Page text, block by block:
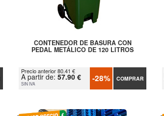
CONTENEDOR DE BASURA CON
PEDAL METÁLICO DE 120 LITROS
Precio anterior 80.41 €
A partir de: 57.90 €
SIN IVA -28% COMPRAR